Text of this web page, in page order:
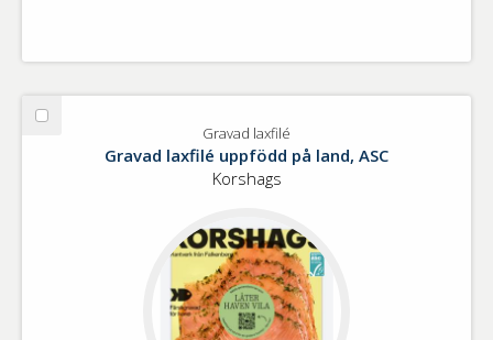
Välj
Gravad laxfilé
Gravad laxfilé uppfödd på land, ASC
Korshags